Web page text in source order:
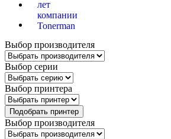
Выбор производителя
Выбор серии
Выбор принтера
Подобрать принтер
Выбор производителя